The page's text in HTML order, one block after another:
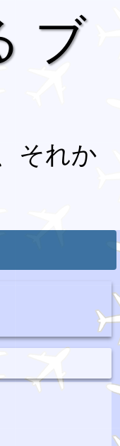
ブ
それか